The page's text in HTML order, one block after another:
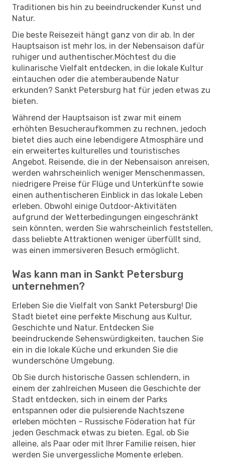
Traditionen bis hin zu beeindruckender Kunst und
Natur.
Die beste Reisezeit hängt ganz von dir ab. In der
Hauptsaison ist mehr los, in der Nebensaison dafür
ruhiger und authentischer.Möchtest du die
kulinarische Vielfalt entdecken, in die lokale Kultur
eintauchen oder die atemberaubende Natur
erkunden? Sankt Petersburg hat für jeden etwas zu
bieten.
Während der Hauptsaison ist zwar mit einem
erhöhten Besucheraufkommen zu rechnen, jedoch
bietet dies auch eine lebendigere Atmosphäre und
ein erweitertes kulturelles und touristisches
Angebot. Reisende, die in der Nebensaison anreisen,
werden wahrscheinlich weniger Menschenmassen,
niedrigere Preise für Flüge und Unterkünfte sowie
einen authentischeren Einblick in das lokale Leben
erleben. Obwohl einige Outdoor-Aktivitäten
aufgrund der Wetterbedingungen eingeschränkt
sein könnten, werden Sie wahrscheinlich feststellen,
dass beliebte Attraktionen weniger überfüllt sind,
was einen immersiveren Besuch ermöglicht.
Was kann man in Sankt Petersburg
unternehmen?
Erleben Sie die Vielfalt von Sankt Petersburg! Die
Stadt bietet eine perfekte Mischung aus Kultur,
Geschichte und Natur. Entdecken Sie
beeindruckende Sehenswürdigkeiten, tauchen Sie
ein in die lokale Küche und erkunden Sie die
wunderschöne Umgebung.
Ob Sie durch historische Gassen schlendern, in
einem der zahlreichen Museen die Geschichte der
Stadt entdecken, sich in einem der Parks
entspannen oder die pulsierende Nachtszene
erleben möchten – Russische Föderation hat für
jeden Geschmack etwas zu bieten. Egal, ob Sie
alleine, als Paar oder mit Ihrer Familie reisen, hier
werden Sie unvergessliche Momente erleben.